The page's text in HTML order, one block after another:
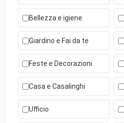
Bellezza e igiene
Giardino e Fai da te
Feste e Decorazioni
Casa e Casalinghi
Ufficio